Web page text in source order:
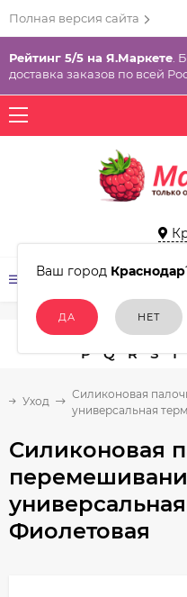
Полная версия сайта
Рейтинг 5/5 на Я.Маркете .
доставка заказов по всей
Ваш город Краснодар
КАТАЛОГ ТОВАРОВ
A C D E
P
Q R S T
Уход
Силиконовая
универсальная
Силиконовая
Фиолетовая